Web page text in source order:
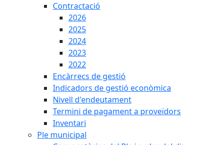
Contractació
2026
2025
2024
2023
2022
Encàrrecs de gestió
Indicadors de gestió econòmica
Nivell d'endeutament
Termini de pagament a proveïdors
Inventari
Ple municipal